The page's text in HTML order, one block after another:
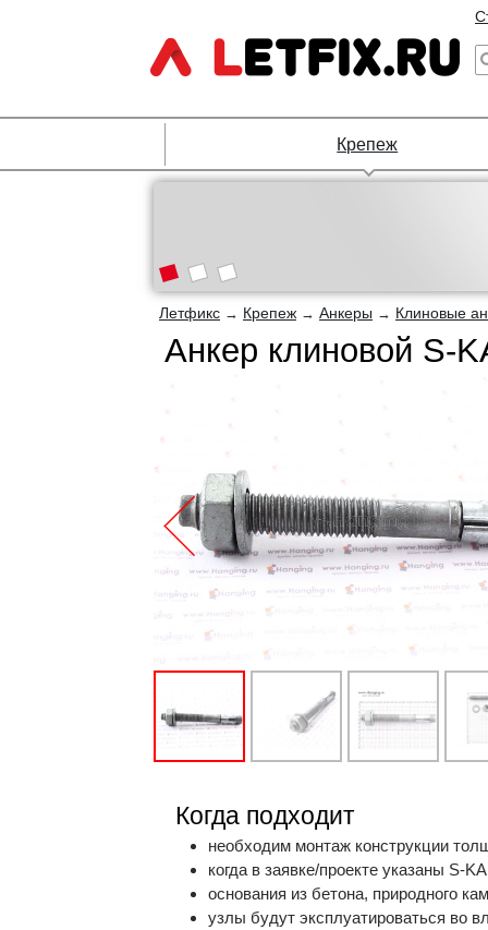
Крепеж
Летфикс → Крепеж → Анкеры → Клиновые
Анкер клиновой S-
Когда подходит
необходим монтаж конструкции
когда в заявке/проекте указаны S-
основания из бетона, природного
узлы будут эксплуатироваться во